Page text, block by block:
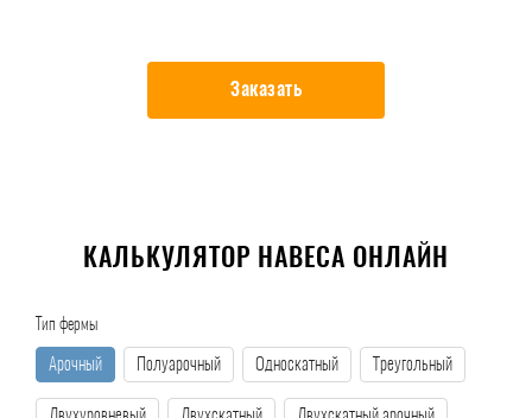
Заказать
КАЛЬКУЛЯТОР НАВЕСА ОНЛАЙН
Тип фермы
Арочный Полуарочный Односкатный Треугольный